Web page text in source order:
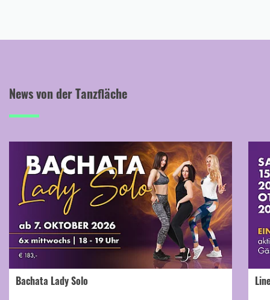
News von der Tanzfläche
Bachata Lady Solo